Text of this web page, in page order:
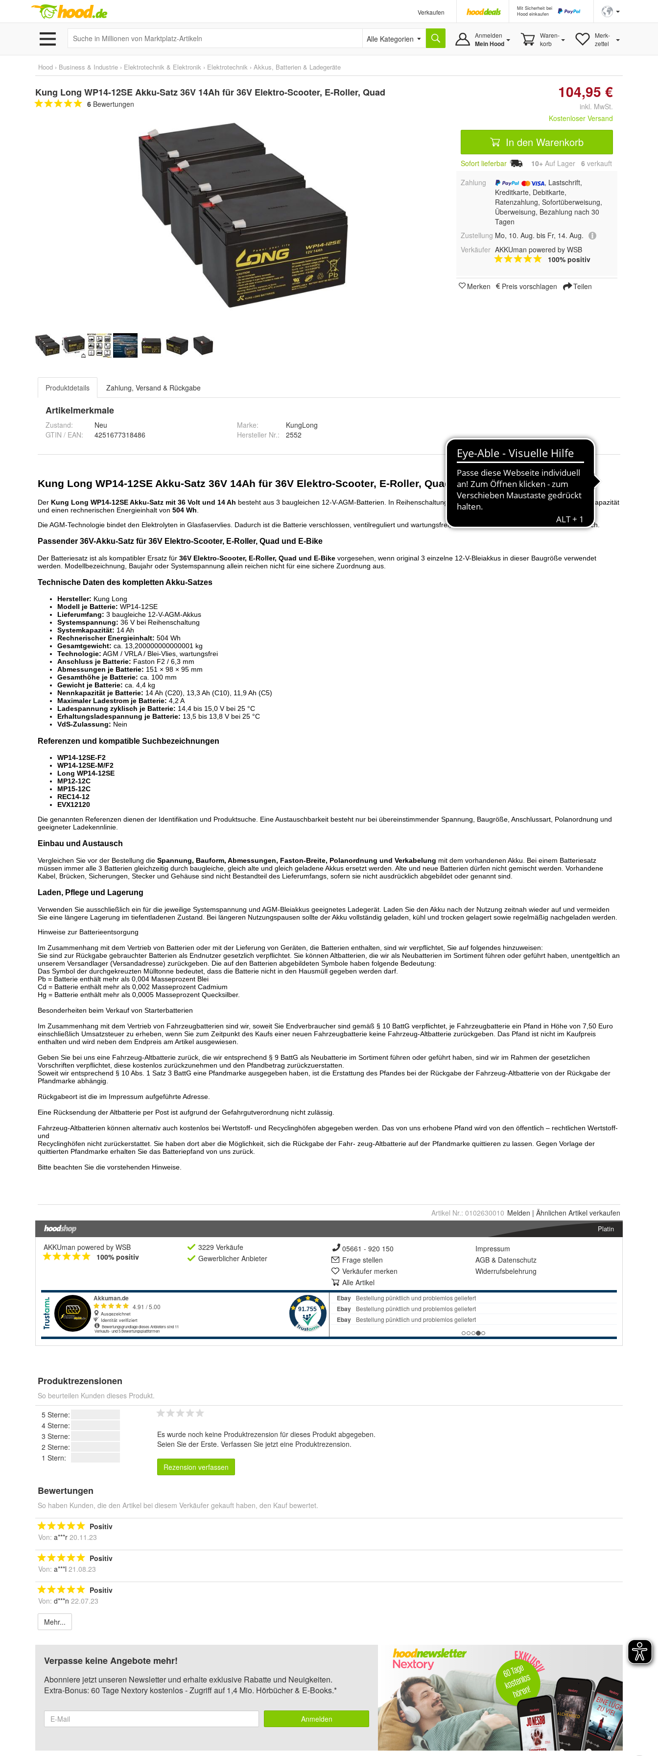
Verkaufen
Mit Sicherheit bei
Hood einkaufen
Alle Kategorien Anmelden
Mein Hood
Waren-
korb
Merk-
zettel
Hood › Business & Industrie › Elektrotechnik & Elektronik › Elektrotechnik › Akkus, Batterien & Ladegeräte
Kung Long WP14-12SE Akku-Satz 36V 14Ah für 36V Elektro-Scooter, E-Roller, Quad
6 Bewertungen
104,95 €
inkl. MwSt.
Kostenloser Versand
In den Warenkorb
Sofort lieferbar 10+ Auf Lager 6 verkauft
Zahlung
, Lastschrift,
Kreditkarte, Debitkarte,
Ratenzahlung, Sofortüberweisung,
Überweisung, Bezahlung nach 30
Tagen
Zustellung Mo, 10. Aug. bis Fr, 14. Aug.
Verkäufer AKKUman powered by WSB
100% positiv
Merken Preis vorschlagen Teilen
Produktdetails Zahlung, Versand & Rückgabe
Artikelmerkmale
Zustand:
Neu
GTIN / EAN:
4251677318486
Marke:
KungLong
Hersteller Nr.:
2552
Artikel Nr.: 0102630010 Melden | Ähnlichen Artikel verkaufen
Platin
AKKUman powered by WSB
100% positiv
3229 Verkäufe
Gewerblicher Anbieter
05661 - 920 150
Frage stellen
Verkäufer merken
Alle Artikel
Impressum
AGB & Datenschutz
Widerrufsbelehrung
Produktrezensionen
So beurteilen Kunden dieses Produkt.
5 Sterne:
4 Sterne:
3 Sterne:
2 Sterne:
1 Stern:
Es wurde noch keine Produktrezension für dieses Produkt abgegeben.
Seien Sie der Erste. Verfassen Sie jetzt eine Produktrezension.
Rezension verfassen
Bewertungen
So haben Kunden, die den Artikel bei diesem Verkäufer gekauft haben, den Kauf bewertet.
Positiv
Von: a***r 20.11.23
Positiv
Von: a***l 21.08.23
Positiv
Von: d***n 22.07.23
Mehr...
Verpasse keine Angebote mehr!
Abonniere jetzt unseren Newsletter und erhalte exklusive Rabatte und Neuigkeiten.
Extra-Bonus: 60 Tage Nextory kostenlos - Zugriff auf 1,4 Mio. Hörbücher & E-Books.*
Anmelden